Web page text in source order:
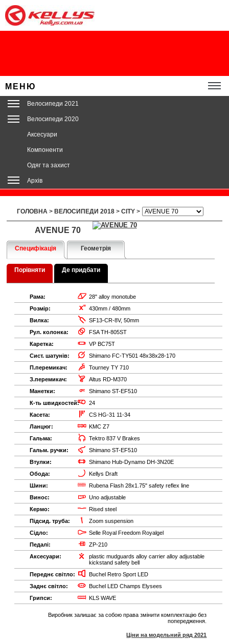
МЕНЮ
Велосипеди 2021
Велосипеди 2020
Аксесуари
Компоненти
Одяг та захист
Архів
ГОЛОВНА > ВЕЛОСИПЕДИ 2018 > CITY >
AVENUE 70
Специфікація Геометрія
Порівняти Де придбати
Рама:
28" alloy monotube
Розмір:
430mm / 480mm
Вилка:
SF13-CR-8V, 50mm
Рул. колонка:
FSA TH-805ST
Каретка:
VP BC75T
Сист. шатунів:
Shimano FC-TY501 48x38x28-170
П.перемикач:
Tourney TY 710
З.перемикач:
Altus RD-M370
Манетки:
Shimano ST-EF510
К-ть швидкостей:
24
Касета:
CS HG-31 11-34
Ланцюг:
KMC Z7
Гальма:
Tektro 837 V Brakes
Гальм. ручки:
Shimano ST-EF510
Втулки:
Shimano Hub-Dynamo DH-3N20E
Обода:
Kellys Draft
Шини:
Rubena Flash 28x1.75" safety reflex line
Винос:
Uno adjustable
Кермо:
Rised steel
Підсид. труба:
Zoom suspension
Сідло:
Selle Royal Freedom Royalgel
Педалі:
ZP-210
Аксесуари:
plastic mudguards alloy carrier alloy adjustable
kickstand safety bell
Переднє світло:
Buchel Retro Sport LED
Заднє світло:
Buchel LED Champs Elysees
Грипси:
KLS WAVE
Виробник залишає за собою права змінити комплектацію без
попередження.
Ціни на модельний ряд 2021